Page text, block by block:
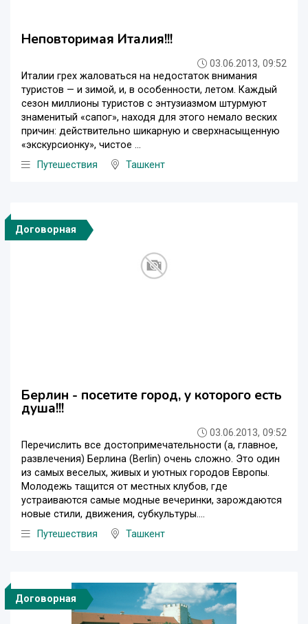
Неповторимая Италия!!!
03.06.2013, 09:52
Италии грех жаловаться на недостаток внимания
туристов — и зимой, и, в особенности, летом. Каждый
сезон миллионы туристов с энтузиазмом штурмуют
знаменитый «сапог», находя для этого немало веских
причин: действительно шикарную и сверхнасыщенную
«экскурсионку», чистое ...
Путешествия
Ташкент
Договорная
Берлин - посетите город, у которого есть
душа!!!
03.06.2013, 09:52
Перечислить все достопримечательности (а, главное,
развлечения) Берлина (Berlin) очень сложно. Это один
из самых веселых, живых и уютных городов Европы.
Молодежь тащится от местных клубов, где
устраиваются самые модные вечеринки, зарождаются
новые стили, движения, субкультуры....
Путешествия
Ташкент
Договорная